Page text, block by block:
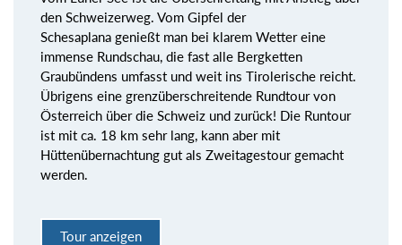
den Schweizerweg. Vom Gipfel der
Schesaplana genießt man bei klarem Wetter eine
immense Rundschau, die fast alle Bergketten
Graubündens umfasst und weit ins Tirolerische reicht.
Übrigens eine grenzüberschreitende Rundtour von
Österreich über die Schweiz und zurück! Die Runtour
ist mit ca. 18 km sehr lang, kann aber mit
Hüttenübernachtung gut als Zweitagestour gemacht
werden.
Tour anzeigen